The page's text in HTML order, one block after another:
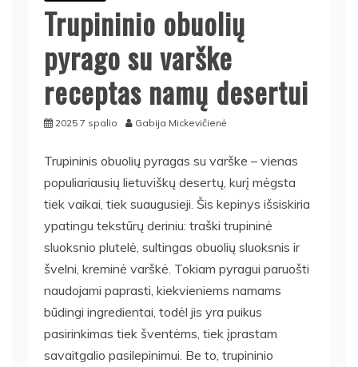
Trupininio obuolių
pyrago su varške
receptas namų desertui
2025 7 spalio Gabija Mickevičienė
Trupininis obuolių pyragas su varške – vienas
populiariausių lietuviškų desertų, kurį mėgsta
tiek vaikai, tiek suaugusieji. Šis kepinys išsiskiria
ypatingu tekstūrų deriniu: traški trupininė
sluoksnio plutelė, sultingas obuolių sluoksnis ir
švelni, kreminė varškė. Tokiam pyragui paruošti
naudojami paprasti, kiekvieniems namams
būdingi ingredientai, todėl jis yra puikus
pasirinkimas tiek šventėms, tiek įprastam
savaitgalio pasilepinimui. Be to, trupininio